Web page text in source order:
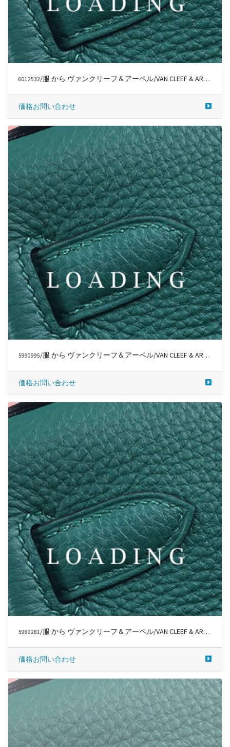
6012533/服 から ヴァンクリーフ＆アーペル/VAN CLEEF & ARPELS
価格お問い合わせ
6012532/服 から ヴァンクリーフ＆アーペル/VAN CLEEF & ARPELS
価格お問い合わせ